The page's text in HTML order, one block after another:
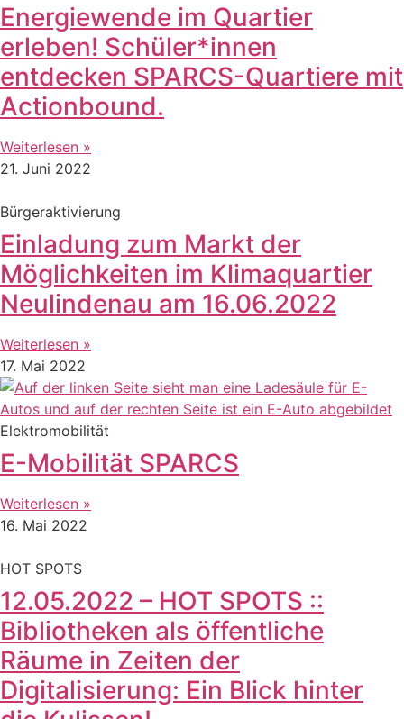
Energiewende im Quartier
erleben! Schüler*innen
entdecken SPARCS-Quartiere mit
Actionbound.
Weiterlesen »
21. Juni 2022
Bürgeraktivierung
Einladung zum Markt der
Möglichkeiten im Klimaquartier
Neulindenau am 16.06.2022
Weiterlesen »
17. Mai 2022
Elektromobilität
E-Mobilität SPARCS
Weiterlesen »
16. Mai 2022
HOT SPOTS
12.05.2022 – HOT SPOTS ::
Bibliotheken als öffentliche
Räume in Zeiten der
Digitalisierung: Ein Blick hinter